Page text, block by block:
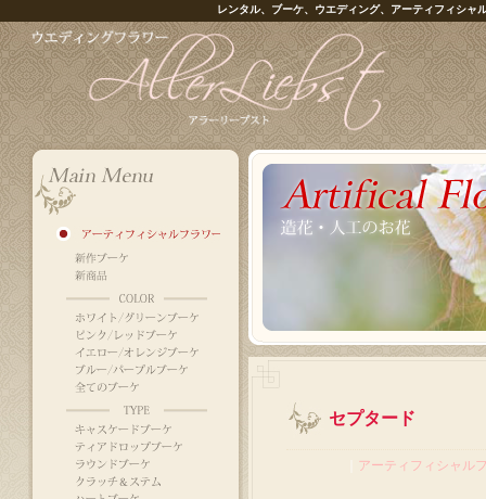
レンタル、ブーケ、ウエディング、アーティフィシャ
セプタード
アーティフィシャル